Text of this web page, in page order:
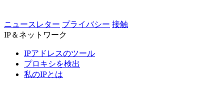
ニュースレター プライバシー 接触
IP＆ネットワーク
IPアドレスのツール
プロキシを検出
私のIPとは